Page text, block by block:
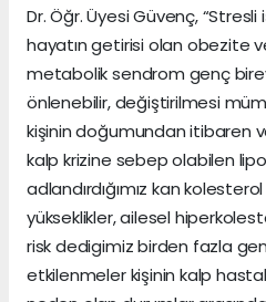
Dr. Öğr. Üyesi Güvenç,
hayatın getirisi olan obezite
metabolik sendrom genç
önlenebilir, değiştirilmesi
kişinin doğumundan itibaren
kalp krizine sebep olabilen
adlandırdığımız kan
yükseklikler, ailesel
risk dedigimiz birden fazla
etkilenmeler kişinin kalp